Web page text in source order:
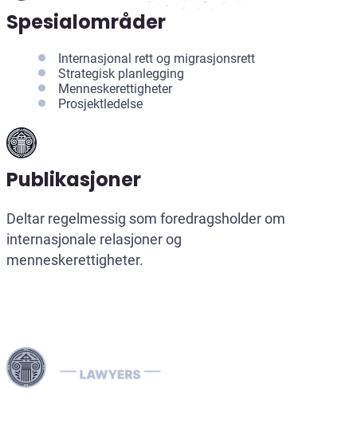
Spesialområder
Internasjonal rett og migrasjonsrett
Strategisk planlegging
Menneskerettigheter
Prosjektledelse
Publikasjoner
Deltar regelmessig som foredragsholder om
internasjonale relasjoner og
menneskerettigheter.